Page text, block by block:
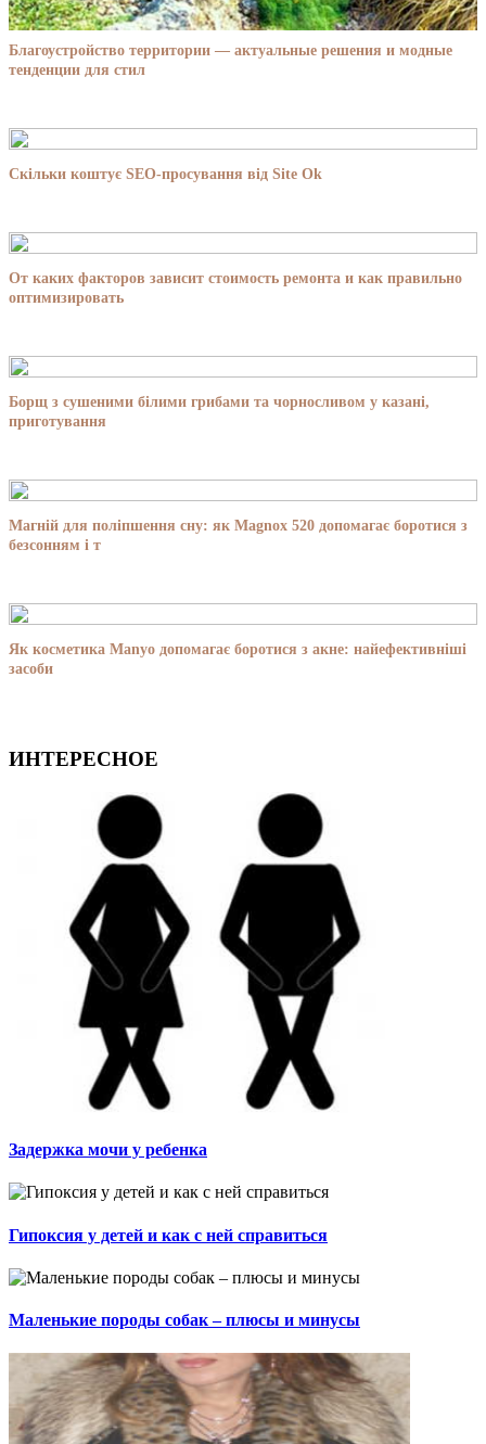
Благоустройство территории — актуальные решения и модные
тенденции для стил
Скільки коштує SEO-просування від Site Ok
От каких факторов зависит стоимость ремонта и как правильно
оптимизировать
Борщ з сушеними білими грибами та чорносливом у казані,
приготування
Магній для поліпшення сну: як Magnox 520 допомагає боротися з
безсонням і т
Як косметика Manyo допомагає боротися з акне: найефективніші
засоби
ИНТЕРЕСНОЕ
Задержка мочи у ребенка
Гипоксия у детей и как с ней справиться
Маленькие породы собак – плюсы и минусы